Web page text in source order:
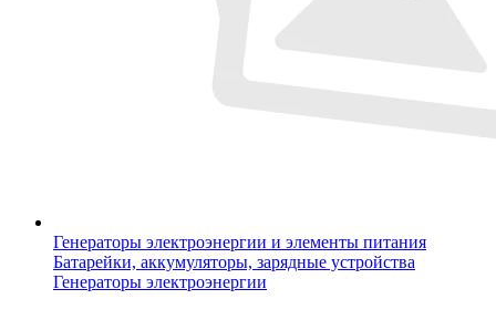
Генераторы электроэнергии и элементы питания
Батарейки, аккумуляторы, зарядные устройства
Генераторы электроэнергии